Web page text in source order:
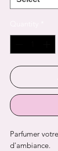
Parfumer
d'ambiance.